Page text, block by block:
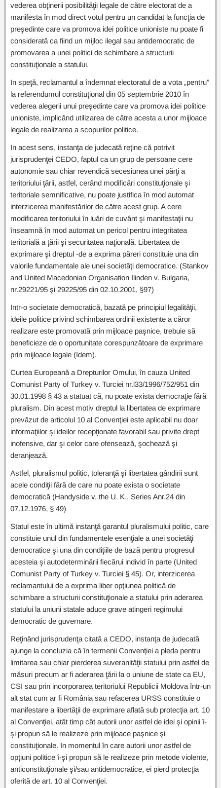
vederea obţinerii posibilităţii legale de către electorat de a
manifesta în mod direct votul pentru un candidat la funcţia de
preşedinte care va promova idei politice unioniste nu poate fi
considerată ca fiind un mijloc ilegal sau antidemocratic de
promovarea a unei politici de schimbare a structurii
constituţionale a statului.
In speţă, reclamantul a îndemnat electoratul de a vota „pentru”
la referendumul constituţional din 05 septembrie 2010 în
vederea alegerii unui preşedinte care va promova idei politice
unioniste, implicând utilizarea de către acesta a unor mijloace
legale de realizarea a scopurilor politice.
In acest sens, instanţa de judecată reţine că potrivit
jurisprudenţei CEDO, faptul ca un grup de persoane cere
autonomie sau chiar revendică secesiunea unei părţi a
teritoriului ţării, astfel, cerând modificări constituţionale şi
teritoriale semnificative, nu poate justifica în mod automat
interzicerea manifestărilor de către acest grup. A cere
modificarea teritoriului în luări de cuvânt şi manifestaţii nu
înseamnă în mod automat un pericol pentru integritatea
teritorială a ţării şi securitatea naţională. Libertatea de
exprimare şi dreptul -de a exprima păreri constituie una din
valorile fundamentale ale unei societăţi democratice. (Stankov
and United Macedonian Organisation Ilinden v. Bulgaria,
nr.29221/95 şi 29225/95 din 02.10.2001, §97)
Intr-o societate democratică, bazată pe principiul legalităţii,
ideile politice privind schimbarea ordinii existente a căror
realizare este promovată prin mijloace paşnice, trebuie să
beneficieze de o oportunitate corespunzătoare de exprimare
prin mijloace legale (Idem).
Curtea Europeană a Drepturilor Omului, în cauza United
Comunist Party of Turkey v. Turciei nr.l33/1996/752/951 din
30.01.1998 § 43 a statuat că, nu poate exista democraţie fără
pluralism. Din acest motiv dreptul la libertatea de exprimare
prevăzut de articolul 10 al Convenţiei este aplicabil nu doar
informaţiilor şi ideilor recepţionate favorabil sau privite drept
inofensive, dar şi celor care ofensează, şochează şi
deranjează.
Astfel, pluralismul politic, toleranţă şi libertatea gândirii sunt
acele condiţii fără de care nu poate exista o societate
democratică (Handyside v. the U. K., Series Anr.24 din
07.12.1976, § 49)
Statul este în ultimă instanţă garantul pluralismului politic, care
constituie unul din fundamentele esenţiale a unei societăţi
democratice şi una din condiţiile de bază pentru progresul
acesteia şi autodeterminării fiecărui individ în parte (United
Comunist Party of Turkey v. Turciei § 45). Or, interzicerea
reclamantului de a exprima liber opţiunea politică de
schimbare a structurii constituţionale a statului prin aderarea
statului la uniuni statale aduce grave atingeri regimului
democratic de guvernare.
Reţinând jurisprudenţa citată a CEDO, instanţa de judecată
ajunge la concluzia că în termenii Convenţiei a pleda pentru
limitarea sau chiar pierderea suveranităţii statului prin astfel de
măsuri precum ar fi aderarea ţării la o uniune de state ca EU,
CSI sau prin incorporarea teritoriului Republicii Moldova într-un
alt stat cum ar fi România sau refacerea URSS constituie o
manifestare a libertăţii de exprimare aflată sub protecţia art. 10
al Convenţiei, atât timp cât autorii unor astfel de idei şi opinii î-
şi propun să le realizeze prin mijloace paşnice şi
constituţionale. In momentul în care autorii unor astfel de
opţiuni politice î-şi propun să le realizeze prin metode violente,
anticonstituţionale şi/sau antidemocratice, ei pierd protecţia
oferită de art. 10 al Convenţiei.